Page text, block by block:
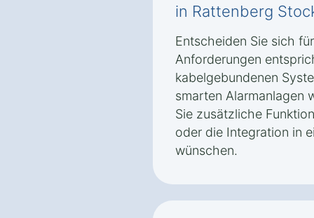
in Rattenberg
Entscheiden Sie sich
Anforderungen
kabelgebundenen
smarten Alarmanlagen
Sie zusätzliche
oder die Integration in
wünschen.